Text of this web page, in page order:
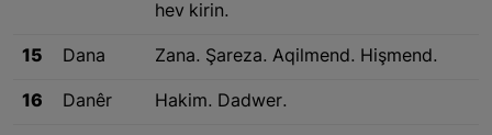
hev kirin.
15 Dana Zana. Şareza. Aqilmend. Hişmend.
16 Danêr Hakim. Dadwer.